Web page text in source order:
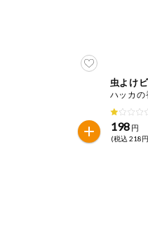
虫よけ
ハッカ
198 円
(税込 218